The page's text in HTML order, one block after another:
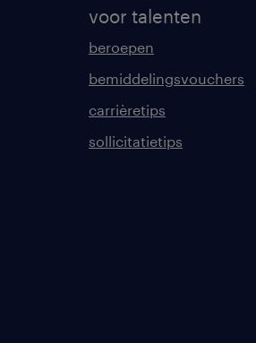
voor talenten
beroepen
bemiddelingsvouchers
carrièretips
sollicitatietips